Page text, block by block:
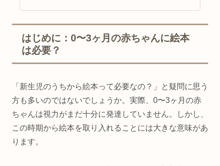
はじめに：0〜3ヶ月の赤ちゃんに絵本
は必要？
「新生児のうちから絵本って必要なの？」と疑問に思う
方も多いのではないでしょうか。実際、0〜3ヶ月の赤
ちゃんは視力がまだ十分に発達していません。しかし、
この時期から絵本を取り入れることには大きな意味があ
ります。